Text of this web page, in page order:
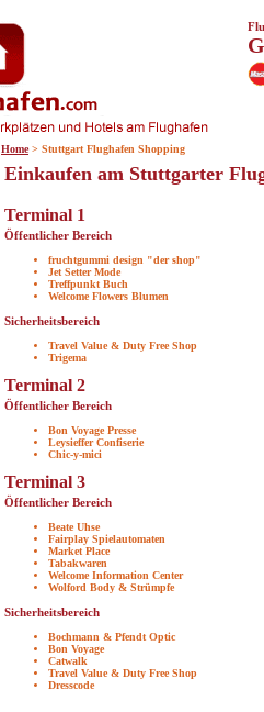
Einkaufen am Stuttgarter
Terminal 1
Öffentlicher Bereich
fruchtgummi design "der shop"
Jet Setter Mode
Treffpunkt Buch
Welcome Flowers Blumen
Sicherheitsbereich
Travel Value & Duty Free Shop
Trigema
Terminal 2
Öffentlicher Bereich
Bon Voyage Presse
Leysieffer Confiserie
Chic-y-mici
Terminal 3
Öffentlicher Bereich
Beate Uhse
Fairplay Spielautomaten
Market Place
Tabakwaren
Welcome Information Center
Wolford Body & Strümpfe
Sicherheitsbereich
Bochmann & Pfendt Optic
Bon Voyage
Catwalk
Travel Value & Duty Free Shop
Dresscode
Home > Stuttgart Flughafen Shopping